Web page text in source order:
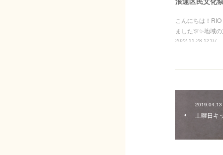
こんにちは！
ました🎊✨地域
2022.11.28 12:07
2019.04.13
土曜日キ